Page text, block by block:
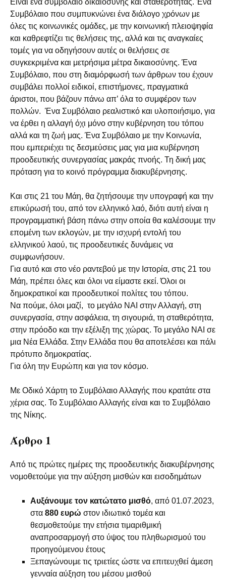
Είναι ένα συμβόλαιο δικαιοσύνης και σταθερότητας. Ένα
Συμβόλαιο που συμπυκνώνει ένα διάλογο χρόνων με
όλες τις κοινωνικές ομάδες, με την κοινωνική πλειοψηφία
και καθρεφτίζει τις θελήσεις της, αλλά και τις αναγκαίες
τομές για να οδηγήσουν αυτές οι θελήσεις σε
συγκεκριμένα και μετρήσιμα μέτρα δικαιοσύνης. Ένα
Συμβόλαιο, που στη διαμόρφωσή των άρθρων του έχουν
συμβάλει πολλοί ειδικοί, επιστήμονες, πραγματικά
άριστοι, που βάζουν πάνω απ’ όλα το συμφέρον των
πολλών. Ένα Συμβόλαιο ρεαλιστικό και υλοποιήσιμο, για
να έρθει η αλλαγή όχι μόνο στην κυβέρνηση του τόπου
αλλά και τη ζωή μας. Ένα Συμβόλαιο με την Κοινωνία,
που εμπεριέχει τις δεσμεύσεις μας για μια κυβέρνηση
προοδευτικής συνεργασίας μακράς πνοής. Τη δική μας
πρόταση για το κοινό πρόγραμμα διακυβέρνησης.
Και στις 21 του Μάη, θα ζητήσουμε την υπογραφή και την
επικύρωσή του, από τον ελληνικό λαό, διότι αυτή είναι η
προγραμματική βάση πάνω στην οποία θα καλέσουμε την
επομένη των εκλογών, με την ισχυρή εντολή του
ελληνικού λαού, τις προοδευτικές δυνάμεις να
συμφωνήσουν.
Για αυτό και στο νέο ραντεβού με την Ιστορία, στις 21 του
Μάη, πρέπει όλες και όλοι να είμαστε εκεί. Όλοι οι
δημοκρατικοί και προοδευτικοί πολίτες του τόπου.
Να πούμε, όλοι μαζί, το μεγάλο ΝΑΙ στην Αλλαγή, στη
συνεργασία, στην ασφάλεια, τη σιγουριά, τη σταθερότητα,
στην πρόοδο και την εξέλιξη της χώρας. Το μεγάλο ΝΑΙ σε
μια Νέα Ελλάδα. Στην Ελλάδα που θα αποτελέσει και πάλι
πρότυπο δημοκρατίας.
Για όλη την Ευρώπη και για τον κόσμο.
Με Οδικό Χάρτη το Συμβόλαιο Αλλαγής που κρατάτε στα
χέρια σας. Το Συμβόλαιο Αλλαγής είναι και το Συμβόλαιο
της Νίκης.
Άρθρο 1
Από τις πρώτες ημέρες της προοδευτικής διακυβέρνησης
νομοθετούμε για την αύξηση μισθών και εισοδημάτων
Αυξάνουμε τον κατώτατο μισθό, από 01.07.2023,
στα 880 ευρώ στον ιδιωτικό τομέα και
θεσμοθετούμε την ετήσια τιμαριθμική
αναπροσαρμογή στο ύψος του πληθωρισμού του
προηγούμενου έτους
Ξεπαγώνουμε τις τριετίες ώστε να επιτευχθεί άμεση
γενναία αύξηση του μέσου μισθού